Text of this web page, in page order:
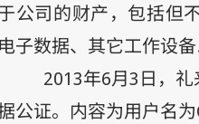
公司的财产，包括但
子数据、其它工作设
2013年6月3日 ，
公证。内容为用户名